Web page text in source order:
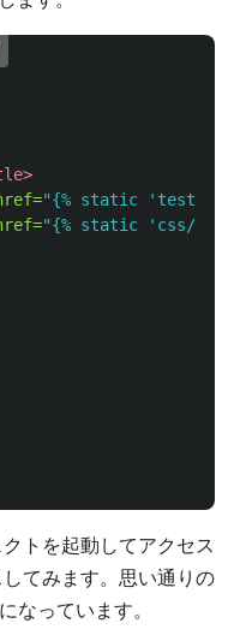
"{% static 'test1/
"{% static 'css/
トを起動してアクセス
てみます。思い通りの
なっています。